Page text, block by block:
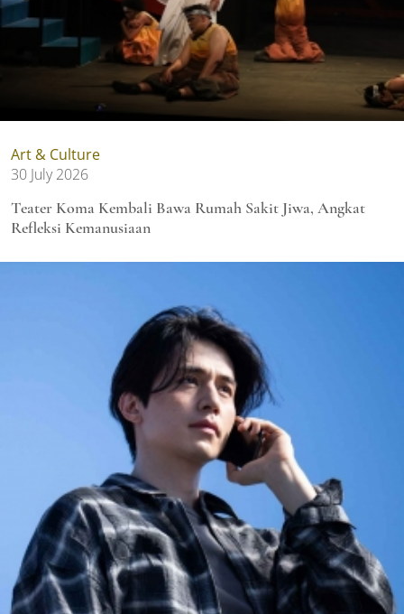
Art & Culture
30 July 2026
Teater Koma Kembali Bawa Rumah Sakit Jiwa, Angkat
Refleksi Kemanusiaan